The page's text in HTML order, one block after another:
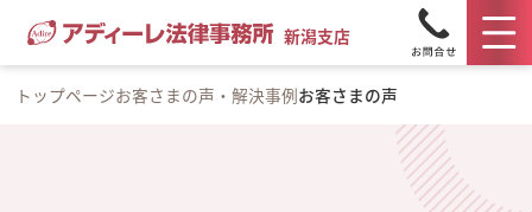
新潟支店
トップページお客さまの声・解決事例お客さまの声